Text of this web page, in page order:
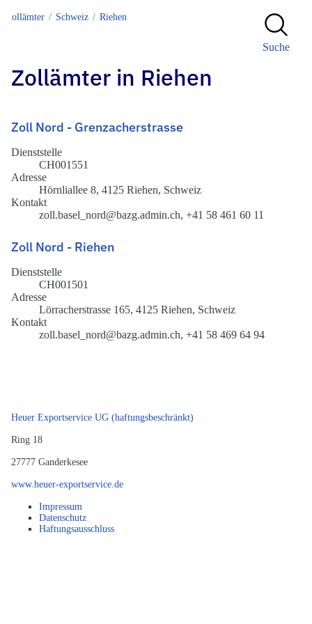
Zollämter Schweiz Riehen
Suche
Zollämter in Riehen
Zoll Nord - Grenzacherstrasse
Dienststelle
CH001551
Adresse
Hörnliallee 8, 4125 Riehen, Schweiz
Kontakt
zoll.basel_nord@bazg.admin.ch, +41 58 461 60 11
Zoll Nord - Riehen
Dienststelle
CH001501
Adresse
Lörracherstrasse 165, 4125 Riehen, Schweiz
Kontakt
zoll.basel_nord@bazg.admin.ch, +41 58 469 64 94
Heuer Exportservice UG (haftungsbeschränkt)
Ring 18
27777 Ganderkesee
www.heuer-exportservice.de
Impressum
Datenschutz
Haftungsausschluss